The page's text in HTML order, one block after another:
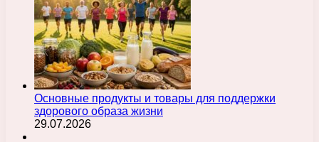
Основные продукты и товары для поддержки
здорового образа жизни
29.07.2026